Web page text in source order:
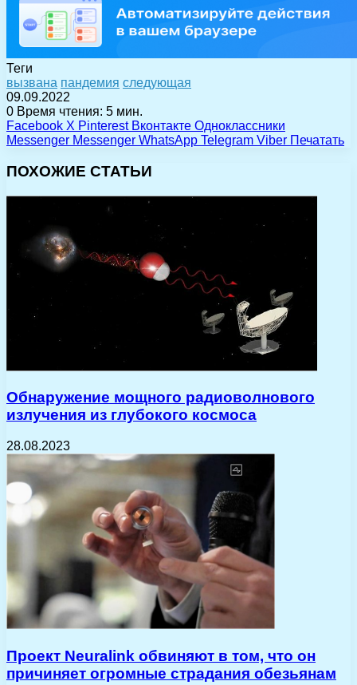
Теги
вызвана пандемия следующая
09.09.2022
0 Время чтения: 5 мин.
Facebook X Pinterest Вконтакте Одноклассники
Messenger Messenger WhatsApp Telegram Viber Печатать
ПОХОЖИЕ СТАТЬИ
Обнаружение мощного радиоволнового
излучения из глубокого космоса
28.08.2023
Проект Neuralink обвиняют в том, что он
причиняет огромные страдания обезьянам